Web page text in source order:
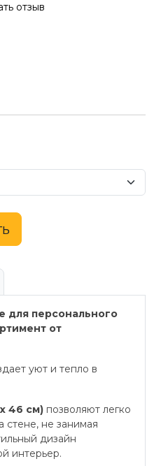
отзыв
для персонального
от
уют и тепло в
46 см) позволяют легко
стене, не занимая
дизайн
интерьер.